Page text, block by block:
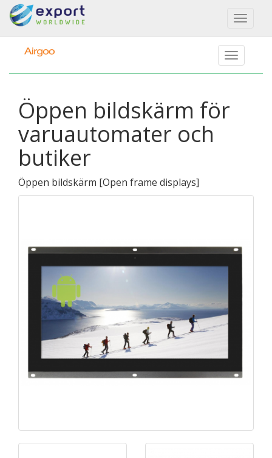
Toggle
Öppen bildskärm för
varuautomater och
butiker
Öppen bildskärm [Open frame displays]